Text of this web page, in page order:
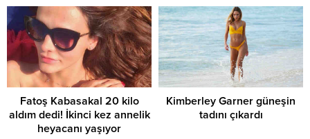
Fatoş Kabasakal 20 kilo
aldım dedi! İkinci kez annelik
heyacanı yaşıyor
Kimberley Garner güneşin
tadını çıkardı